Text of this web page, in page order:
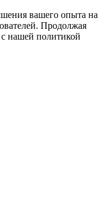
вашего опыта на
Продолжая
с нашей политикой